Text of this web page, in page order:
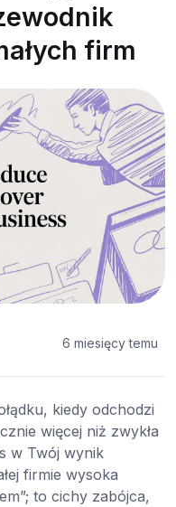
firm
6 miesięcy temu
kiedy odchodzi
więcej niż zwykła
w Twój wynik
firmie wysoka
to cichy zabójca,